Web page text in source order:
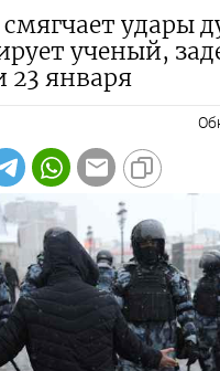
удары
ученый,
23 января